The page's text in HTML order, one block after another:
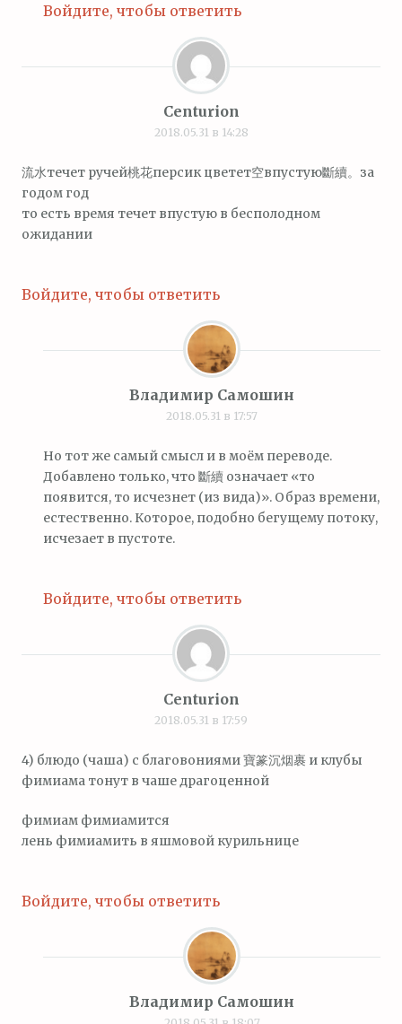
Войдите, чтобы ответить
Centurion
2018.05.31 в 14:28
流水течет ручей桃花персик цветет空впустую斷續。за
годом год
то есть время течет впустую в бесполодном
ожидании
Войдите, чтобы ответить
Владимир Самошин
2018.05.31 в 17:57
Но тот же самый смысл и в моём переводе.
Добавлено только, что 斷續 означает «то
появится, то исчезнет (из вида)». Образ времени,
естественно. Которое, подобно бегущему потоку,
исчезает в пустоте.
Войдите, чтобы ответить
Centurion
2018.05.31 в 17:59
4) блюдо (чаша) с благовониями 寶篆沉烟裹 и клубы
фимиама тонут в чаше драгоценной
фимиам фимиамится
лень фимиамить в яшмовой курильнице
Войдите, чтобы ответить
Владимир Самошин